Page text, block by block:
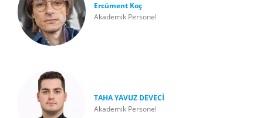
Ercüment Koç
Akademik Personel
TAHA YAVUZ DEVECİ
Akademik Personel